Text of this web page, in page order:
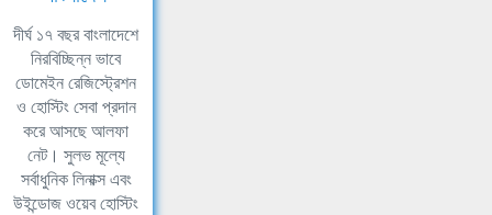
দীর্ঘ ১৭ বছর বাংলাদেশে
নিরবিচ্ছিন্ন ভাবে
ডোমেইন রেজিস্ট্রেশন
ও হোস্টিং সেবা প্রদান
করে আসছে আলফা
নেট। সুলভ মূল্যে
সর্বাধুনিক লিনাক্স এবং
উইন্ডোজ ওয়েব হোস্টিং